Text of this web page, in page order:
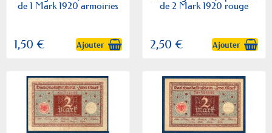
de 1 Mark 1920 armoiries
1,50 € Ajouter
de 2 Mark 1920 rouge
2,50 € Ajouter